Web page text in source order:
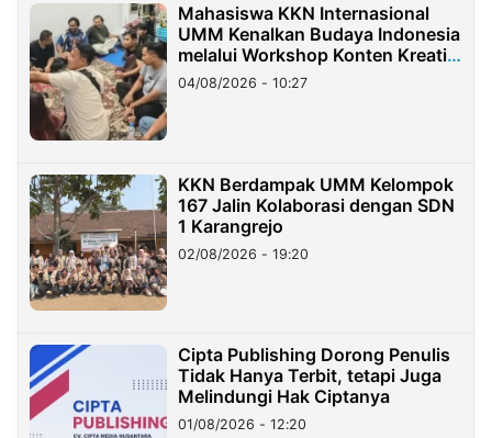
Mahasiswa KKN Internasional
UMM Kenalkan Budaya Indonesia
melalui Workshop Konten Kreatif
di Taiwan
04/08/2026 - 10:27
KKN Berdampak UMM Kelompok
167 Jalin Kolaborasi dengan SDN
1 Karangrejo
02/08/2026 - 19:20
Cipta Publishing Dorong Penulis
Tidak Hanya Terbit, tetapi Juga
Melindungi Hak Ciptanya
01/08/2026 - 12:20